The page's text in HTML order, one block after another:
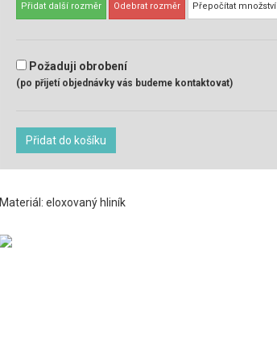
Přidat další rozměr Odebrat rozměr Přepočítat množství
Požaduji obrobení
(po přijetí objednávky vás budeme kontaktovat)
Přidat do košíku
Materiál: eloxovaný hliník